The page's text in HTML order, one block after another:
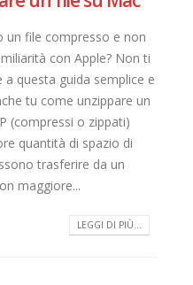
un file compresso e non
con Apple? Non ti
a questa guida semplice e
tu come unzippare un
(compressi o zippati)
quantità di spazio di
trasferire da un
maggiore...
LEGGI DI PIÙ...